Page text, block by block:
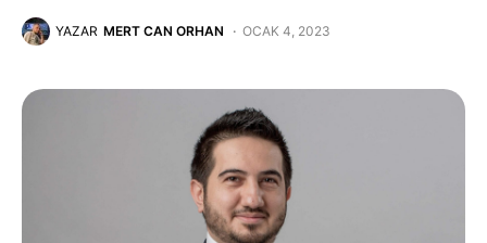
YAZAR MERT CAN ORHAN OCAK 4, 2023